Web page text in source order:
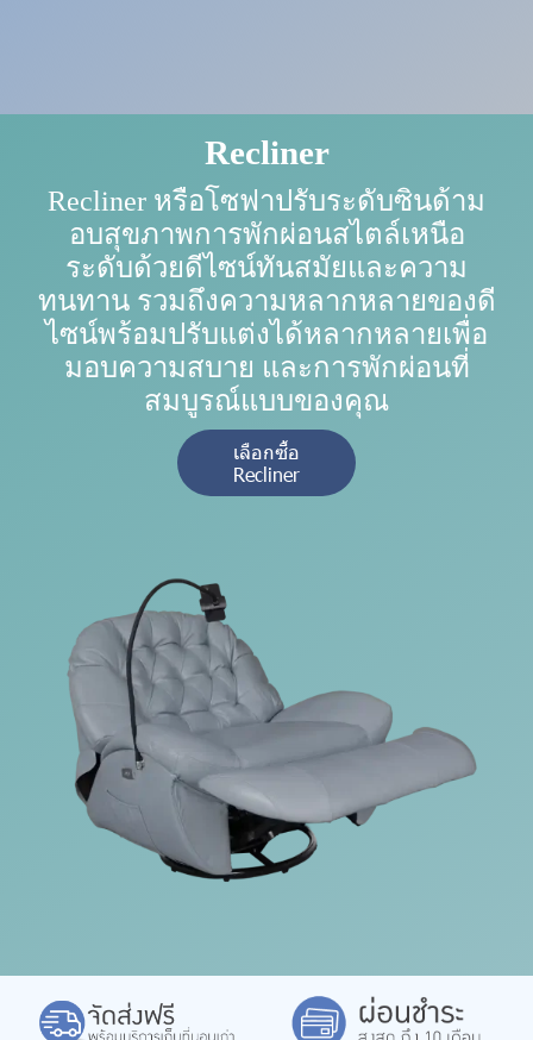
Recliner
Recliner หรือโซฟาปรับระดับซินด้าม
อบสุขภาพการพักผ่อนสไตล์เหนือ
ระดับด้วยดีไซน์ทันสมัยและความ
ทนทาน รวมถึงความหลากหลายของดี
ไซน์พร้อมปรับแต่งได้หลากหลายเพื่อ
มอบความสบาย และการพักผ่อนที่
สมบูรณ์แบบของคุณ
เลือกซื้อ
Recliner